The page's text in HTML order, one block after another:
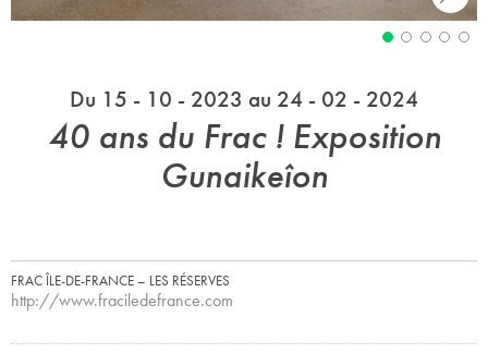
Du 15 - 10 - 2023 au 24 - 02 - 2024
40 ans du Frac ! Exposition
Gunaikeîon
FRAC ÎLE-DE-FRANCE – LES RÉSERVES
http://www.fraciledefrance.com